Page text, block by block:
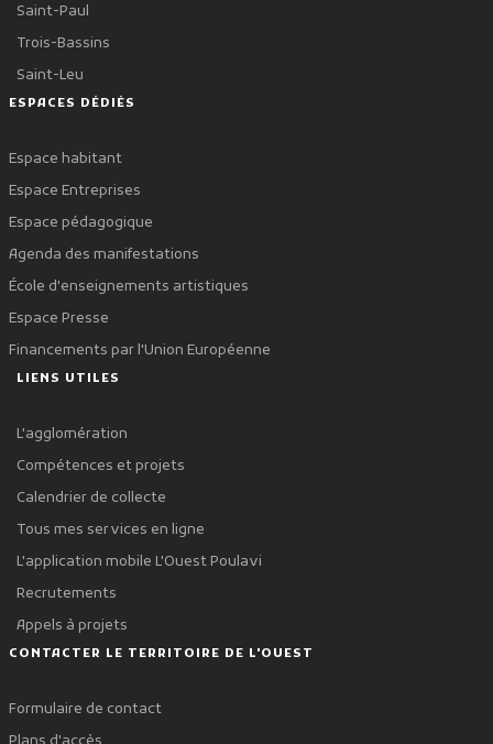
Saint-Paul
Trois-Bassins
Saint-Leu
ESPACES DÉDIÉS
Espace habitant
Espace Entreprises
Espace pédagogique
Agenda des manifestations
École d'enseignements artistiques
Espace Presse
Financements par l'Union Européenne
LIENS UTILES
L'agglomération
Compétences et projets
Calendrier de collecte
Tous mes services en ligne
L'application mobile L'Ouest Poulavi
Recrutements
Appels à projets
CONTACTER LE TERRITOIRE DE L'OUEST
Formulaire de contact